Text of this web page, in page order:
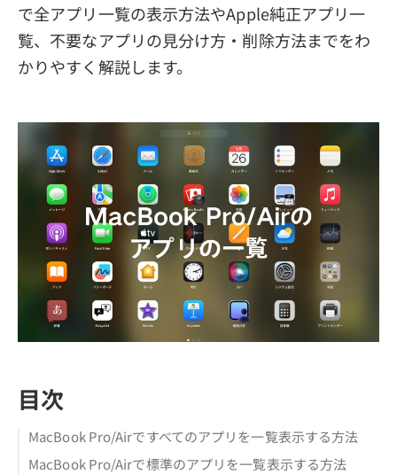
で全アプリ一覧の表示方法やApple純正アプリ一
覧、不要なアプリの見分け方・削除方法までをわ
かりやすく解説します。
目次
MacBook Pro/Airですべてのアプリを一覧表示する方法
MacBook Pro/Airで標準のアプリを一覧表示する方法